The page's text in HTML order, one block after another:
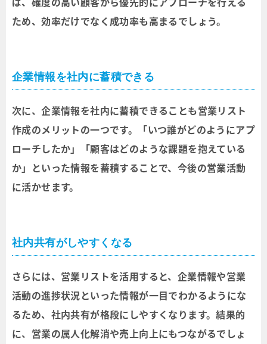
ため、効率だけでなく成功率も高まるでしょう。
企業情報を社内に蓄積できる
次に、企業情報を社内に蓄積できることも営業リスト
作成のメリットの一つです。「いつ誰がどのようにアプ
ローチしたか」「顧客はどのような課題を抱えている
か」といった情報を蓄積することで、今後の営業活動
に活かせます。
社内共有がしやすくなる
さらには、営業リストを活用すると、企業情報や営業
活動の進捗状況といった情報が一目でわかるようにな
るため、社内共有が格段にしやすくなります。結果的
に、営業の属人化解消や売上向上にもつながるでしょ